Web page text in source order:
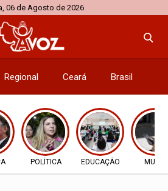
06 de Agosto de 2026
Regional Ceará Brasil
POLÍTICA EDUCAÇÃO MULTA